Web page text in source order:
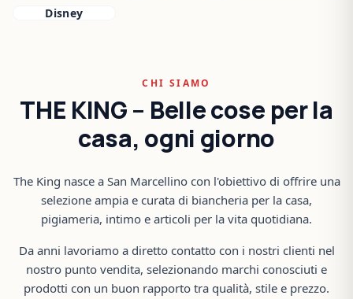
Disney
CHI SIAMO
THE KING – Belle cose per la
casa, ogni giorno
The King nasce a San Marcellino con l'obiettivo di offrire una
selezione ampia e curata di biancheria per la casa,
pigiameria, intimo e articoli per la vita quotidiana.
Da anni lavoriamo a diretto contatto con i nostri clienti nel
nostro punto vendita, selezionando marchi conosciuti e
prodotti con un buon rapporto tra qualità, stile e prezzo.